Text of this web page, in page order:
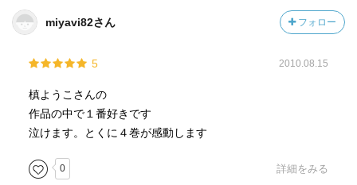
miyavi82さん フォロー
5 2010.08.15
槙ようこさんの
作品の中で１番好きです
泣けます。とくに４巻が感動します
0 詳細をみる